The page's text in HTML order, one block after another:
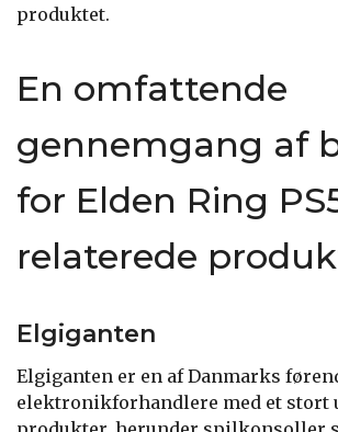
produktet.
En omfattende
gennemgang af
for Elden Ring
relaterede
Elgiganten
Elgiganten er en af Danmarks
elektronikforhandlere med et stort